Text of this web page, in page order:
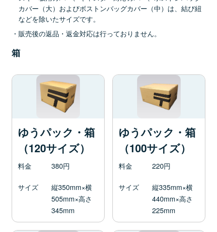
カバー（大）およびボストンバッグカバー（中）は、結び紐
などを除いたサイズです。
販売後の返品・返金対応は行っておりません。
箱
ゆうパック・箱
（120サイズ）
料金 380円
サイズ
縦350mm×横
505mm×高さ
345mm
ゆうパック・箱
（100サイズ）
料金 220円
サイズ
縦335mm×横
440mm×高さ
225mm